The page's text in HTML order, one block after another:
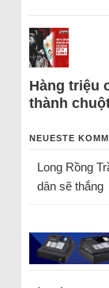
Hàng triệu
thành
NEUESTE
Long Rồng
dân sẽ thắng